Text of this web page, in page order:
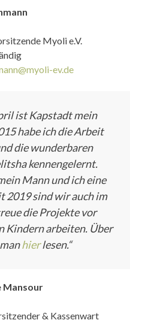
Myoli e.V.
ev.de
ist Kapstadt mein
habe ich die Arbeit
die wunderbaren
kennengelernt.
Mann und ich eine
2019 sind wir auch im
die Projekte vor
Kindern arbeiten. Über
hierlesen.“
Mansour
& Kassenwart